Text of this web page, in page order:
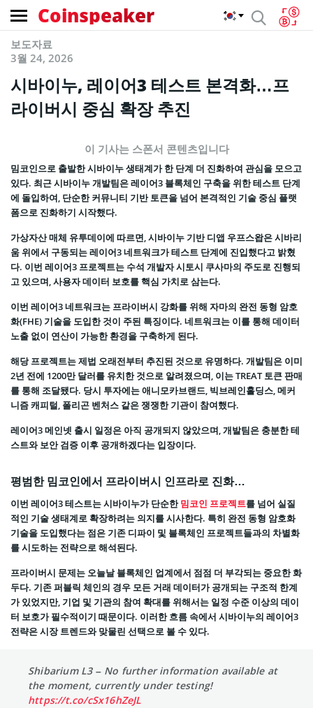
Coinspeaker
보도자료
3월 24, 2026
시바이누, 레이어3 테스트 본격화…프
라이버시 중심 확장 추진
이 기사는 스폰서 콘텐츠입니다
밈코인으로 출발한 시바이누 생태계가 한 단계 더 진화하여 관심을 모으고
있다. 최근 시바이누 개발팀은 레이어3 블록체인 구축을 위한 테스트 단계
에 돌입하여, 단순한 커뮤니티 기반 토큰을 넘어 본격적인 기술 중심 플랫
폼으로 진화하기 시작했다.
가상자산 매체 유투데이에 따르면, 시바이누 기반 디앱 우프스왑은 시바리
움 위에서 구동되는 레이어3 네트워크가 테스트 단계에 진입했다고 밝혔
다. 이번 레이어3 프로젝트는 수석 개발자 시토시 쿠사마의 주도로 진행되
고 있으며, 사용자 데이터 보호를 핵심 가치로 삼는다.
이번 레이어3 네트워크는 프라이버시 강화를 위해 자마의 완전 동형 암호
화(FHE) 기술을 도입한 것이 주된 특징이다. 네트워크는 이를 통해 데이터
노출 없이 연산이 가능한 환경을 구축하게 된다.
해당 프로젝트는 제법 오래전부터 추진된 것으로 유명하다. 개발팀은 이미
2년 전에 1200만 달러를 유치한 것으로 알려졌으며, 이는 TREAT 토큰 판매
를 통해 조달됐다. 당시 투자에는 애니모카브랜드, 빅브레인홀딩스, 메커
니즘 캐피털, 폴리곤 벤처스 같은 쟁쟁한 기관이 참여했다.
레이어3 메인넷 출시 일정은 아직 공개되지 않았으며, 개발팀은 충분한 테
스트와 보안 검증 이후 공개하겠다는 입장이다.
평범한 밈코인에서 프라이버시 인프라로 진화…
이번 레이어3 테스트는 시바이누가 단순한밈코인 프로젝트를 넘어 실질
적인 기술 생태계로 확장하려는 의지를 시사한다. 특히 완전 동형 암호화
기술을 도입했다는 점은 기존 디파이 및 블록체인 프로젝트들과의 차별화
를 시도하는 전략으로 해석된다.
프라이버시 문제는 오늘날 블록체인 업계에서 점점 더 부각되는 중요한 화
두다. 기존 퍼블릭 체인의 경우 모든 거래 데이터가 공개되는 구조적 한계
가 있었지만, 기업 및 기관의 참여 확대를 위해서는 일정 수준 이상의 데이
터 보호가 필수적이기 때문이다. 이러한 흐름 속에서 시바이누의 레이어3
전략은 시장 트렌드와 맞물린 선택으로 볼 수 있다.
Shibarium L3 – No further information available at
the moment, currently under testing!
https://t.co/cSx16hZeJL